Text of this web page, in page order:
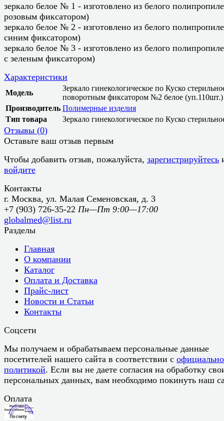
зеркало белое № 1 - изготовлено из белого
розовым фиксатором)
зеркало белое № 2 - изготовлено из белого
синим фиксатором)
зеркало белое № 3 - изготовлено из белого
с зеленым фиксатором)
Характеристики
Модель
Зеркало гинекологическое по Куско
поворотным фиксатором №2 белое (уп.110шт.)
Производитель Полимерные изделия
Тип товара
Зеркало гинекологическое по Куско
Отзывы (0)
Оставьте ваш отзыв первым
Чтобы добавить отзыв, пожалуйста, зарегистрируйтесь
войдите
Контакты
г. Москва, ул. Малая Семеновская, д. 3
+7 (903) 726-35-22 Пн—Пт 9:00—17:00
globalmed@list.ru
Разделы
Главная
О компании
Каталог
Оплата и Доставка
Прайс-лист
Новости и Статьи
Контакты
Соцсети
Мы получаем и обрабатываем персональные данные
посетителей нашего сайта в соответствии с
политикой. Если вы не даете согласия на обработку
персональных данных, вам необходимо покинуть наш
Оплата